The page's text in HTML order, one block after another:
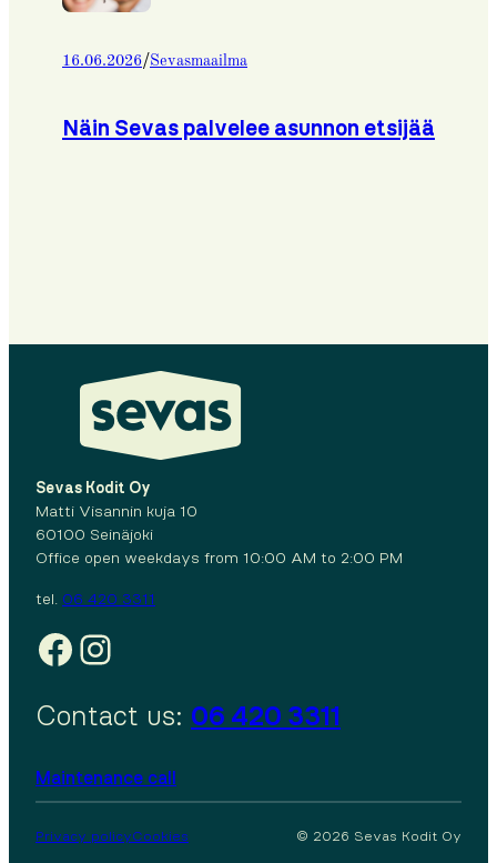
16.06.2026/Sevasmaailma
Näin Sevas palvelee asunnon etsijää
Sevas Kodit Oy
Matti Visannin kuja 10
60100 Seinäjoki
Office open weekdays from 10:00 AM to 2:00 PM
tel. 06 420 3311
Facebook
Instagram
Contact us: 06 420 3311
Maintenance call
Privacy policyCookies © 2026 Sevas Kodit Oy